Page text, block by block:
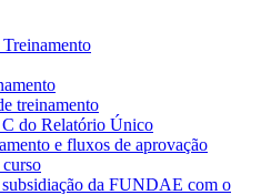
treinamento
do Relatório Único
e fluxos de aprovação
da FUNDAE com o